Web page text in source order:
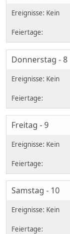
Donnerstag - 8
Freitag - 9
Samstag - 10